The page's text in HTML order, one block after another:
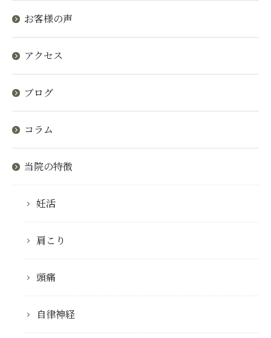
お客様の声
アクセス
ブログ
コラム
当院の特徴
妊活
肩こり
頭痛
自律神経